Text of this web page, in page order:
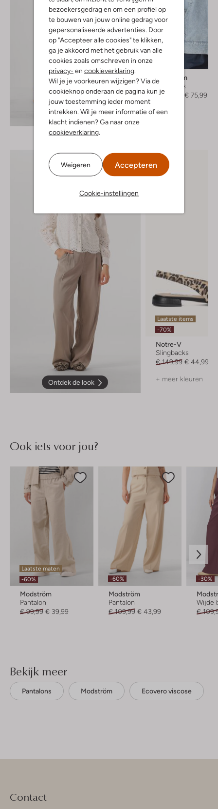
bezoekersgedrag en om een profiel op
te bouwen van jouw online gedrag voor
gepersonaliseerde advertenties. Door
op "Accepteer alle cookies" te klikken,
ga je akkoord met het gebruik van alle
cookies zoals omschreven in onze
privacy- en cookieverklaring.
Wil je je voorkeuren wijzigen? Via de
cookieknop onderaan de pagina kun je
jouw toestemming ieder moment
intrekken. Wil je meer informatie of een
klacht indienen? Ga naar onze
cookieverklaring.
Weigeren Accepteren
Cookie-instellingen
Ontdek de look
Modström
Spijkerjas
€ 189,99
€ 75,99
Ontdek de look
Laatste items
-70%
Notre-V
Slingbacks
€ 149,99 € 44,99
+ meer kleuren
Ook iets voor jou?
Laatste maten
-60%
Modström
Pantalon
€ 99,99 € 39,99
-60%
Modström
Pantalon
€ 109,99 € 43,99
-30%
Wijde
€
Bekijk meer
Pantalons Modström Ecovero viscose
Contact